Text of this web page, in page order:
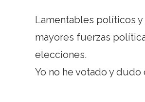
Lamentables políticos
mayores fuerzas
elecciones.
Yo no he votado y